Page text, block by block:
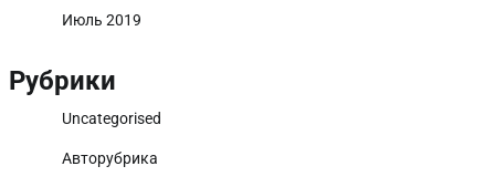
Июль 2019
Рубрики
Uncategorised
Авторубрика